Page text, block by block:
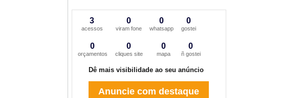
3
acessos
0
viram fone
0
whatsapp
0
gostei
0
orçamentos
0
cliques site
0
mapa
0
ñ gostei
Dê mais visibilidade ao seu anúncio
Anuncie com destaque